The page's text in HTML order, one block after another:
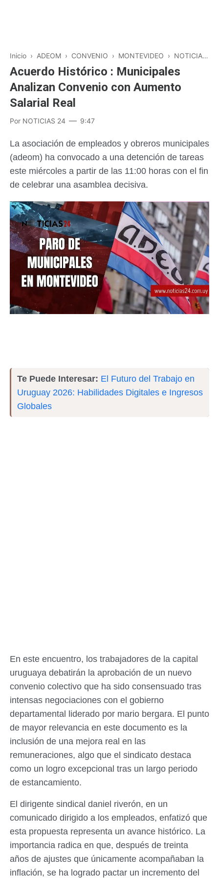
Inicio › ADEOM › CONVENIO › MONTEVIDEO › NOTICIAS
Acuerdo Histórico : Municipales
Analizan Convenio con Aumento
Salarial Real
Por NOTICIAS 24 9:47
La asociación de empleados y obreros municipales
(adeom) ha convocado a una detención de tareas
este miércoles a partir de las 11:00 horas con el fin
de celebrar una asamblea decisiva.
Te Puede Interesar: El Futuro del Trabajo en
Uruguay 2026: Habilidades Digitales e Ingresos
Globales
En este encuentro, los trabajadores de la capital
uruguaya debatirán la aprobación de un nuevo
convenio colectivo que ha sido consensuado tras
intensas negociaciones con el gobierno
departamental liderado por mario bergara. El punto
de mayor relevancia en este documento es la
inclusión de una mejora real en las
remuneraciones, algo que el sindicato destaca
como un logro excepcional tras un largo periodo
de estancamiento.
El dirigente sindical daniel riverón, en un
comunicado dirigido a los empleados, enfatizó que
esta propuesta representa un avance histórico. La
importancia radica en que, después de treinta
años de ajustes que únicamente acompañaban la
inflación, se ha logrado pactar un incremento del